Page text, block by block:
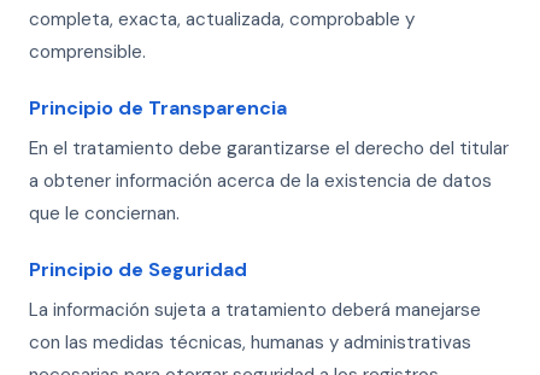
completa, exacta, actualizada, comprobable y
comprensible.
Principio de Transparencia
En el tratamiento debe garantizarse el derecho del titular
a obtener información acerca de la existencia de datos
que le conciernan.
Principio de Seguridad
La información sujeta a tratamiento deberá manejarse
con las medidas técnicas, humanas y administrativas